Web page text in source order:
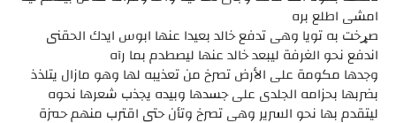
امشى اطلع بره
صړخت به تويا وهى تدفع خالد بعيدا عنها ابوس ايدك الحقنى
اندفع نحو الغرفة ليبعد خالد عنها ليصطدم بما رآه
وجدها مكومة على الأرض تصرخ من تعذيبه لها وهو مازال يتلذذ
بضربها بحزامه الجلدى على جسدها وبيده يجذب شعرها نحوه
ليتقدم بها نحو السرير وهى تصرخ وتأن حتى اقترب منهم حمزة